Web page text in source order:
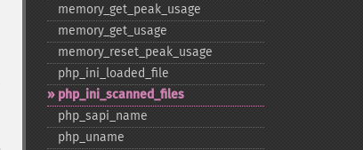
memory_​get_​peak_​usage
memory_​get_​usage
memory_​reset_​peak_​usage
php_​ini_​loaded_​file
php_​ini_​scanned_​files
php_​sapi_​name
php_​uname